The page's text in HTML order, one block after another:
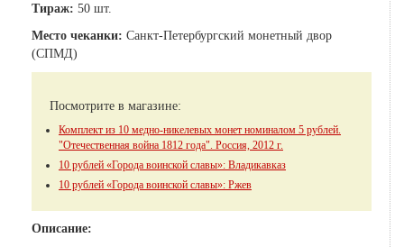
Тираж: 50 шт.
Место чеканки: Санкт-Петербургский монетный двор
(СПМД)
Посмотрите в магазине:
Комплект из 10 медно-никелевых монет номиналом 5 рублей.
"Отечественная война 1812 года". Россия, 2012 г.
10 рублей «Города воинской славы»: Владикавказ
10 рублей «Города воинской славы»: Ржев
Описание: